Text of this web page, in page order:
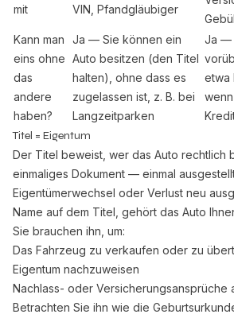
mit
VIN, Pfandgläubiger
Kann man
eins ohne
das
andere
haben?
Ja — Sie können ein
Auto besitzen (den Titel
halten), ohne dass es
zugelassen ist, z. B. bei
Langzeitparken
Ja —
etwa
Titel = Eigentum
Der Titel beweist, wer das Auto rechtlich
einmaliges Dokument — einmal
Eigentümerwechsel oder Verlust neu
Name auf dem Titel, gehört das Auto
Sie brauchen ihn, um:
Das Fahrzeug zu verkaufen oder zu
Eigentum nachzuweisen
Nachlass- oder Versicherungsansprüche
Betrachten Sie ihn wie die